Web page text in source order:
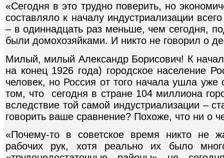
«Сегодня в это трудно поверить, но
составляло к началу индустриализации
– в одиннадцать раз меньше, чем сегодня,
были домохозяйками. И никто не говорил о
Милый, милый Александр Борисович! К
на конец 1926 года) городское население
человек, но Россия от того начала ушла
том, что сегодня в стране 104 миллиона
вследствие той самой индустриализации –
говорить ваше сравнение? Похоже, что ни о
«Почему-то в советское время никто не
рабочих рук, хотя реально их было